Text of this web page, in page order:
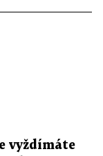
vyždímáte